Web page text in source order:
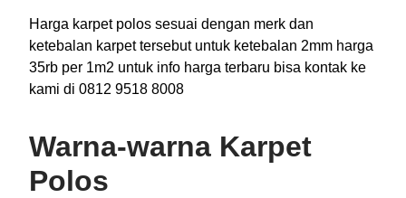
Harga karpet polos sesuai dengan merk dan
ketebalan karpet tersebut untuk ketebalan 2mm harga
35rb per 1m2 untuk info harga terbaru bisa kontak ke
kami di 0812 9518 8008
Warna-warna Karpet
Polos